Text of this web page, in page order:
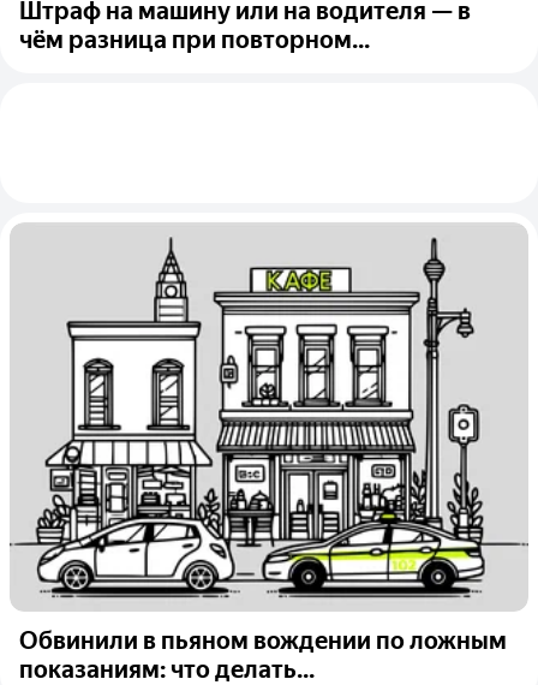
Штраф на машину или на водителя — в
чём разница при повторном...
Обвинили в пьяном вождении по ложным
показаниям: что делать...